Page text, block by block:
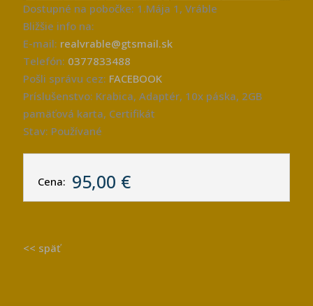
Dostupné na pobočke: 1.Mája 1, Vráble
Bližšie info na:
E-mail: realvrable@gtsmail.sk
Telefón: 0377833488
Pošli správu cez: FACEBOOK
Príslušenstvo: Krabica, Adaptér, 10x páska, 2GB
pamäťová karta, Certifikát
Stav: Používané
Cena: 95,00 €
<< späť